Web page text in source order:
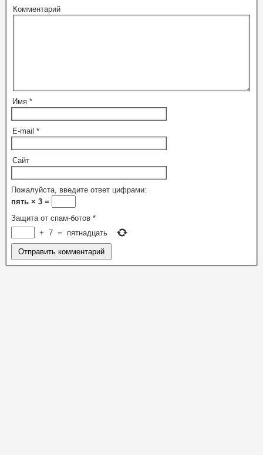
Комментарий
Имя *
E-mail *
Сайт
Пожалуйста, введите ответ цифрами:
пять × 3 =
Защита от спам-ботов *
+ 7 = пятнадцать